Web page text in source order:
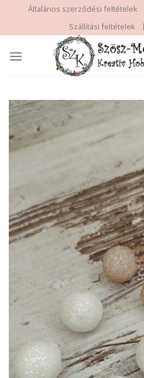
content
Általános szerződési feltételek
Szállítási feltételek